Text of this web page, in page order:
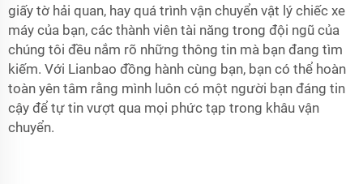
giấy tờ hải quan, hay quá trình vận chuyển vật lý chiếc xe
máy của bạn, các thành viên tài năng trong đội ngũ của
chúng tôi đều nắm rõ những thông tin mà bạn đang tìm
kiếm. Với Lianbao đồng hành cùng bạn, bạn có thể hoàn
toàn yên tâm rằng mình luôn có một người bạn đáng tin
cậy để tự tin vượt qua mọi phức tạp trong khâu vận
chuyển.